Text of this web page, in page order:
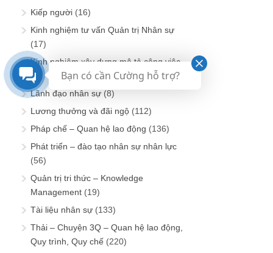
Kiếp người (16)
Kinh nghiệm tư vấn Quản trị Nhân sự
(17)
Kinh nghiệm xây dựng mô tả công việc
(8)
Lãnh đạo nhân sự (8)
Lương thưởng và đãi ngộ (112)
Pháp chế – Quan hệ lao động (136)
Phát triển – đào tạo nhân sự nhân lực
(56)
Quản trị tri thức – Knowledge
Management (19)
Tài liệu nhân sự (133)
Thải – Chuyện 3Q – Quan hệ lao động,
Quy trình, Quy chế (220)
Bạn có cần Cường hỗ trợ?